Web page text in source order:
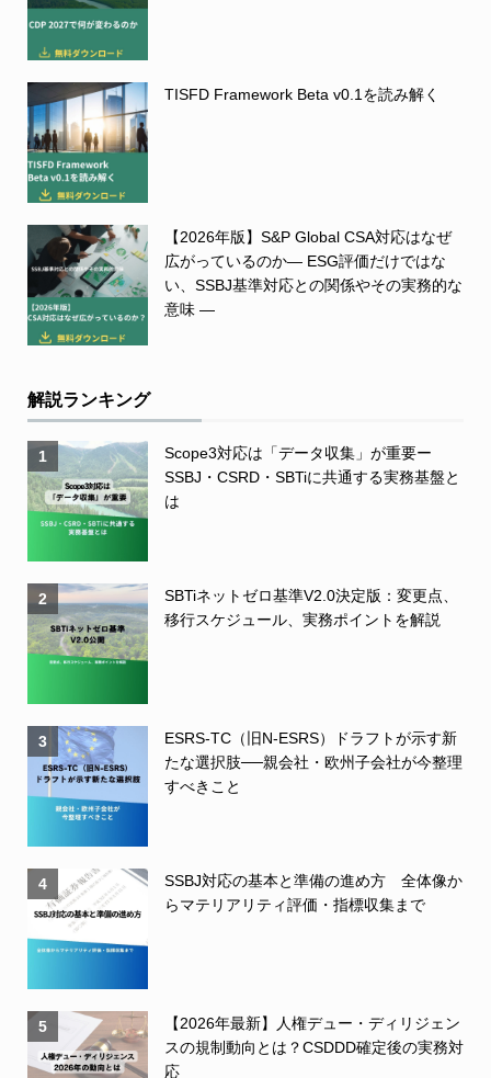
TISFD Framework Beta v0.1を読み解く
【2026年版】S&P Global CSA対応はなぜ
広がっているのか― ESG評価だけではな
い、SSBJ基準対応との関係やその実務的な
意味 ―
解説ランキング
1
Scope3対応は「データ収集」が重要ー
SSBJ・CSRD・SBTiに共通する実務基盤と
は
2
SBTiネットゼロ基準V2.0決定版：変更点、
移行スケジュール、実務ポイントを解説
3
ESRS-TC（旧N-ESRS）ドラフトが示す新
たな選択肢──親会社・欧州子会社が今整理
すべきこと
4
SSBJ対応の基本と準備の進め方 全体像か
らマテリアリティ評価・指標収集まで
5
【2026年最新】人権デュー・ディリジェン
スの規制動向とは？CSDDD確定後の実務対
応